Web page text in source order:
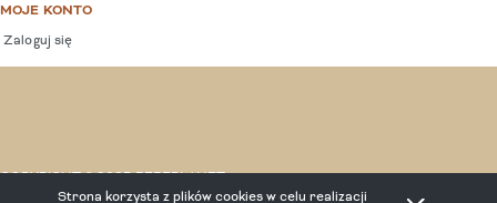
Strona korzysta z plików cookies w celu realizacji
MOJE KONTO
Zaloguj się
COPYRIGHT © 2025 BEBEPLANET.